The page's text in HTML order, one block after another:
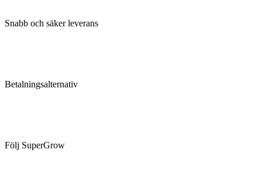
Snabb och säker leverans
Betalningsalternativ
Följ SuperGrow